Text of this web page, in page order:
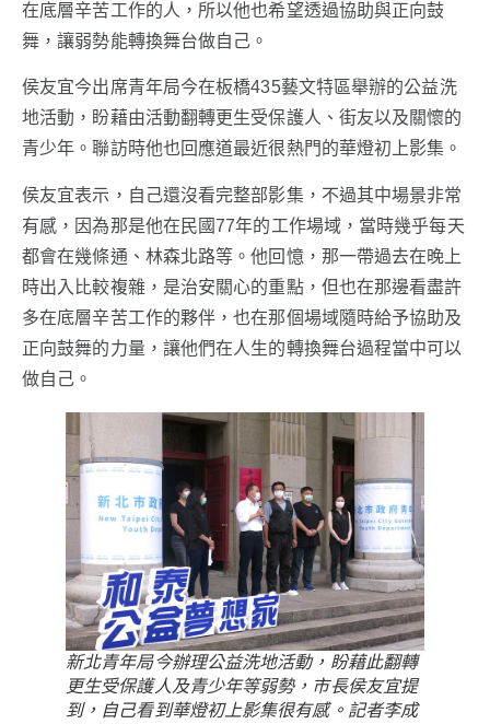
在底層辛苦工作的人，所以他也希望透過協助與正向鼓
舞，讓弱勢能轉換舞台做自己。
侯友宜今出席青年局今在板橋435藝文特區舉辦的公益洗
地活動，盼藉由活動翻轉更生受保護人、街友以及關懷的
青少年。聯訪時他也回應道最近很熱門的華燈初上影集。
侯友宜表示，自己還沒看完整部影集，不過其中場景非常
有感，因為那是他在民國77年的工作場域，當時幾乎每天
都會在幾條通、林森北路等。他回憶，那一帶過去在晚上
時出入比較複雜，是治安關心的重點，但也在那邊看盡許
多在底層辛苦工作的夥伴，也在那個場域隨時給予協助及
正向鼓舞的力量，讓他們在人生的轉換舞台過程當中可以
做自己。
新北青年局今辦理公益洗地活動，盼藉此翻轉
更生受保護人及青少年等弱勢，市長侯友宜提
到，自己看到華燈初上影集很有感。記者李成